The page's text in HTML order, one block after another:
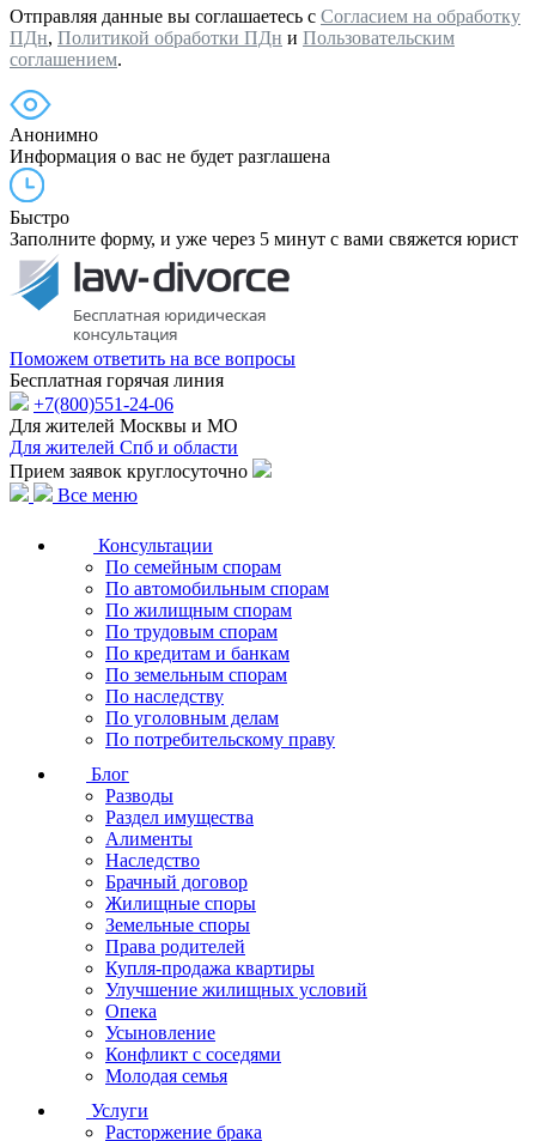
Отправляя данные вы соглашаетесь с Согласием на обработку
ПДн, Политикой обработки ПДн и Пользовательским
соглашением.
Анонимно
Информация о вас не будет разглашена
Быстро
Заполните форму, и уже через 5 минут с вами свяжется юрист
Поможем ответить на все вопросы
Бесплатная горячая линия
+7(800)551-24-06
Для жителей Москвы и МО
Для жителей Спб и области
Прием заявок круглосуточно
Все меню
Консультации
По семейным спорам
По автомобильным спорам
По жилищным спорам
По трудовым спорам
По кредитам и банкам
По земельным спорам
По наследству
По уголовным делам
По потребительскому праву
Блог
Разводы
Раздел имущества
Алименты
Наследство
Брачный договор
Жилищные споры
Земельные споры
Права родителей
Купля-продажа квартиры
Улучшение жилищных условий
Опека
Усыновление
Конфликт с соседями
Молодая семья
Услуги
Расторжение брака